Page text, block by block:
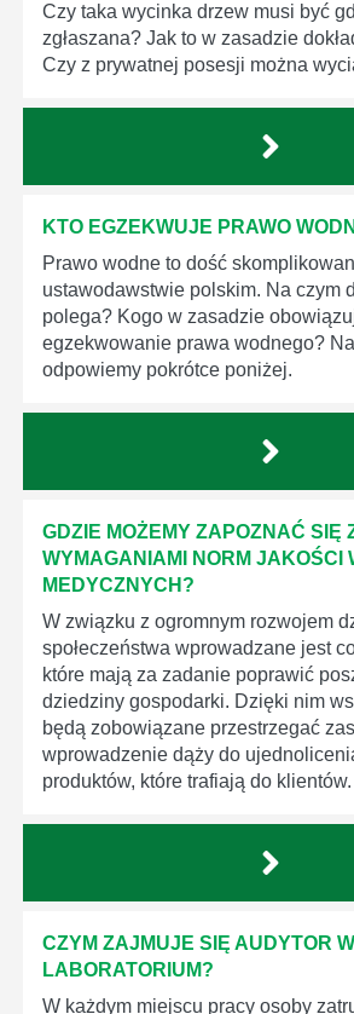
Czy taka wycinka drzew musi być
zgłaszana? Jak to w zasadzie
Czy z prywatnej posesji można
KTO EGZEKWUJE PRAWO
Prawo wodne to dość
ustawodawstwie polskim. Na czym
polega? Kogo w zasadzie
egzekwowanie prawa wodnego?
odpowiemy pokrótce poniżej.
GDZIE MOŻEMY ZAPOZNAĆ SIĘ
WYMAGANIAMI NORM JAKOŚCI
MEDYCZNYCH?
W związku z ogromnym rozwojem
społeczeństwa wprowadzane jest
które mają za zadanie poprawić
dziedziny gospodarki. Dzięki nim
będą zobowiązane przestrzegać
wprowadzenie dąży do
produktów, które trafiają do klientów.
CZYM ZAJMUJE SIĘ AUDYTOR
LABORATORIUM?
W każdym miejscu pracy osoby